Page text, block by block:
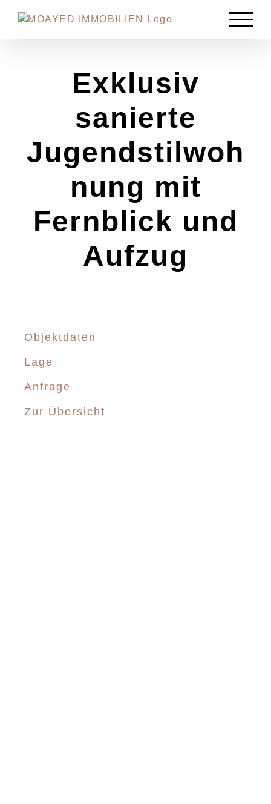
Inhalt
Exklusiv
sanierte
Jugendstilwoh
nung mit
Fernblick und
Aufzug
Objektdaten
Lage
Anfrage
Zur Übersicht